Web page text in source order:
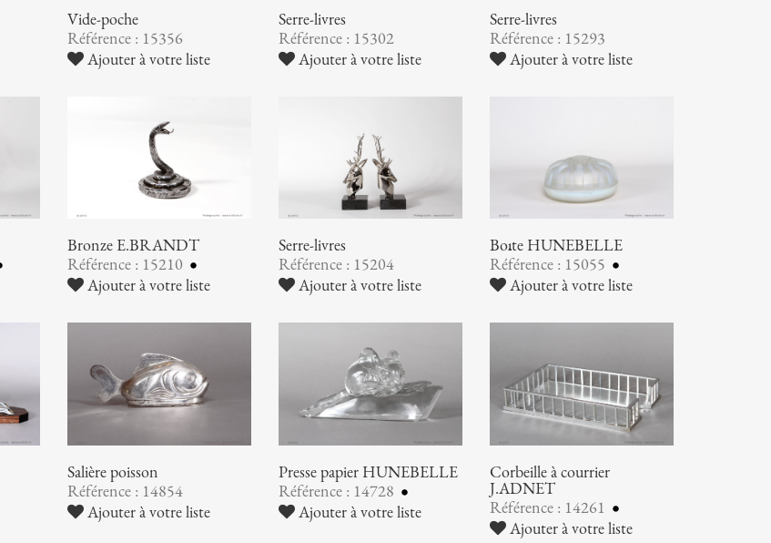
Vide-poche
Référence : 15356
Ajouter à votre liste
Serre-livres
Référence : 15302
Ajouter à votre liste
Serre-livres
Référence : 15293
Ajouter à votre liste
Bronze E.BRANDT
Référence : 15210
Ajouter à votre liste
Serre-livres
Référence : 15204
Ajouter à votre liste
Boîte HUNEBELLE
Référence : 15055
Ajouter à votre liste
Salière poisson
Référence : 14854
Ajouter à votre liste
Presse papier HUNEBELLE
Référence : 14728
Ajouter à votre liste
Corbeille à courrier
J.ADNET
Référence : 14261
Ajouter à votre liste